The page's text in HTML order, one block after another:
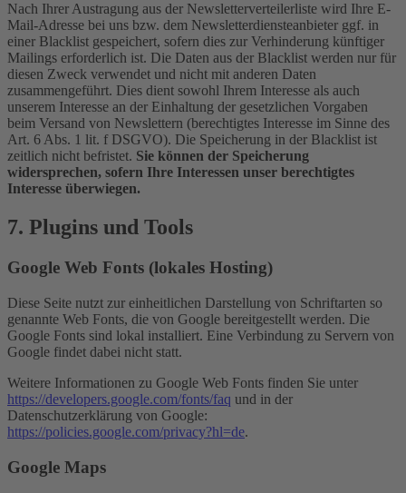
Nach Ihrer Austragung aus der Newsletterverteilerliste wird Ihre E-
Mail-Adresse bei uns bzw. dem Newsletterdiensteanbieter ggf. in
einer Blacklist gespeichert, sofern dies zur Verhinderung künftiger
Mailings erforderlich ist. Die Daten aus der Blacklist werden nur für
diesen Zweck verwendet und nicht mit anderen Daten
zusammengeführt. Dies dient sowohl Ihrem Interesse als auch
unserem Interesse an der Einhaltung der gesetzlichen Vorgaben
beim Versand von Newslettern (berechtigtes Interesse im Sinne des
Art. 6 Abs. 1 lit. f DSGVO). Die Speicherung in der Blacklist ist
zeitlich nicht befristet. Sie können der Speicherung
widersprechen, sofern Ihre Interessen unser berechtigtes
Interesse überwiegen.
7. Plugins und Tools
Google Web Fonts (lokales Hosting)
Diese Seite nutzt zur einheitlichen Darstellung von Schriftarten so
genannte Web Fonts, die von Google bereitgestellt werden. Die
Google Fonts sind lokal installiert. Eine Verbindung zu Servern von
Google findet dabei nicht statt.
Weitere Informationen zu Google Web Fonts finden Sie unter
https://developers.google.com/fonts/faq und in der
Datenschutzerklärung von Google:
https://policies.google.com/privacy?hl=de.
Google Maps